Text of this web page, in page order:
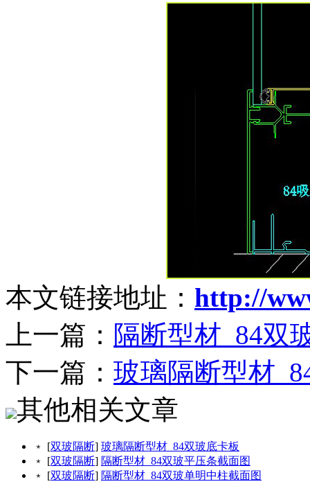
本文链接地址： http://
上一篇： 隔断型材_84双
下一篇： 玻璃隔断型材
其他相关文章
﹡ [双玻隔断] 玻璃隔断型材_84双玻底卡板
﹡ [双玻隔断] 隔断型材_84双玻平压条截面图
﹡ [双玻隔断] 隔断型材_84双玻单明中柱截面图